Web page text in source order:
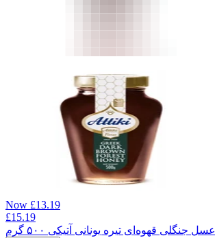
Now £13.19
£15.19
عسل جنگلی قهوه‌ای تیره یونانی آتیکی ۵۰۰ گرم